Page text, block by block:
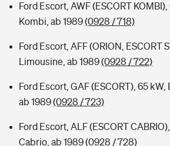
Ford Escort, AWF (ESCORT KOMBI),
Kombi, ab 1989(0928 / 718)
Ford Escort, AFF (ORION, ESCORT
Limousine, ab 1989(0928 / 722)
Ford Escort, GAF (ESCORT), 65
ab 1989(0928 / 723)
Ford Escort, ALF (ESCORT
Cabrio, ab 1989(0928 / 728)